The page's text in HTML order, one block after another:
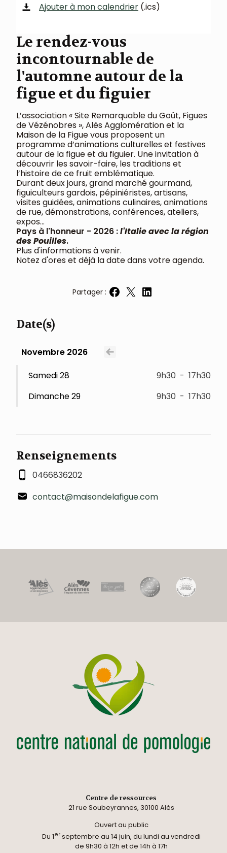
Date(s)
Voir le mois précédent
Novembre 2026
Samedi 28 9h30 - 17h30
Dimanche 29
9h30 - 17h30
Renseignements
0466836202
contact@maisondelafigue.com
Ajouter à mon calendrier (.ics)
Le rendez-vous
incontournable de
l'automne autour de la
figue et du figuier
L’association « Site Remarquable du Goût, Figues
de Vézénobres », Alès Agglomération et la
Maison de la Figue vous proposent un
programme d’animations culturelles et festives
autour de la figue et du figuier. Une invitation à
découvrir les savoir-faire, les traditions et
l’histoire de ce fruit emblématique.
Durant deux jours, grand marché gourmand,
figuiculteurs gardois, pépiniéristes, artisans,
visites guidées, animations culinaires, animations
de rue, démonstrations, conférences, ateliers,
expos...
Pays à l'honneur - 2026 :l'Italie avec la région
des Pouilles.
Plus d'informations à venir.
Notez d'ores et déjà la date dans votre agenda.
Partager :Partager sur Facebook
Partager sur X
Partager sur LinkedIn
Centre de ressources
21 rue Soubeyrannes, 30100 Alès
Ouvert au public
Du 1erseptembre au 14 juin, du lundi au vendredi
de 9h30 à 12h et de 14h à 17h